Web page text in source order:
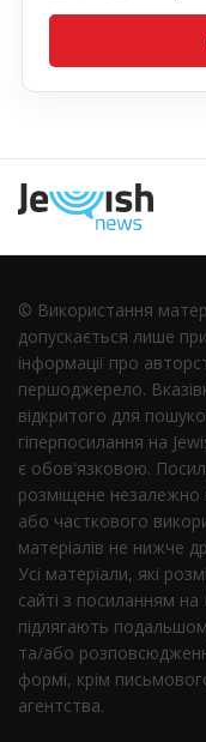
© Використання
допускається лише
інформації про
першоджерело.
відкритого для
гіперпосилання на
є обов'язковою.
розміщене незалежно
або часткового
матеріалів не нижче
Усі матеріали, які
сайті з посиланням
підлягають
та/або
формі, крім
агентства.